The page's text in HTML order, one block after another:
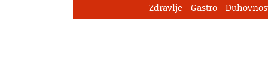
Zdravlje Gastro